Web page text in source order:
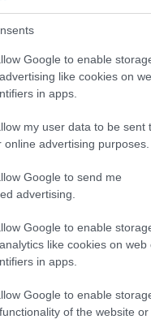
Google to enable
like cookies on
in apps.
my user data to be sent
online advertising purposes.
Google to send me
advertising.
Google to enable
like cookies on web
in apps.
Google to enable
of the website or
που μας ενώνει
ΟΣΑ ΧΡΕΙΑΖΕΣΑΙ
ΓΙΑ ΤΟ ΚΑΛΟΚΑΙΡΙ ΣΟΥ →